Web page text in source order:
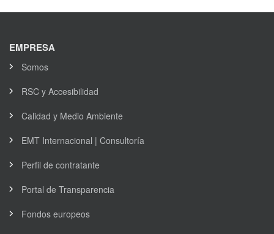
EMPRESA
Somos
RSC y Accesibilidad
Calidad y Medio Ambiente
EMT Internacional | Consultoría
Perfil de contratante
Portal de Transparencia
Fondos europeos